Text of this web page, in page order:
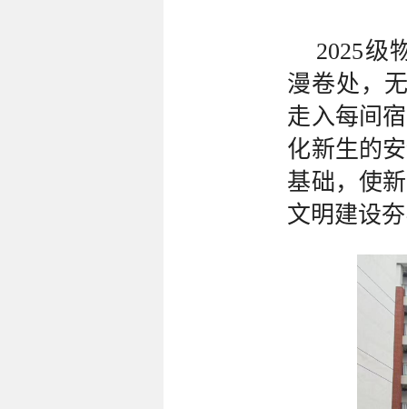
2025级
漫卷处，
走入每间
化新生的
基础，使
文明建设